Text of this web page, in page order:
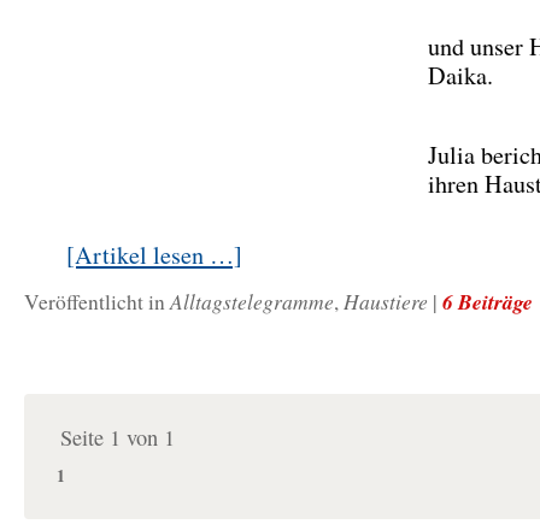
und unser
Daika.
Julia
ihren
[Artikel lesen …]
Veröffentlicht inAlltagstelegramme,Haustiere | 6 Beiträge
Seite 1 von 1
1